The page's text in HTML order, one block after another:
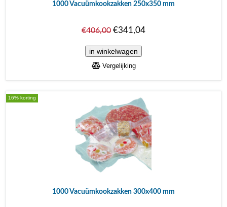
1000 Vacuümkookzakken 250x350 mm
€406,00 €341,04
Vergelijking
16% korting
1000 Vacuümkookzakken 300x400 mm